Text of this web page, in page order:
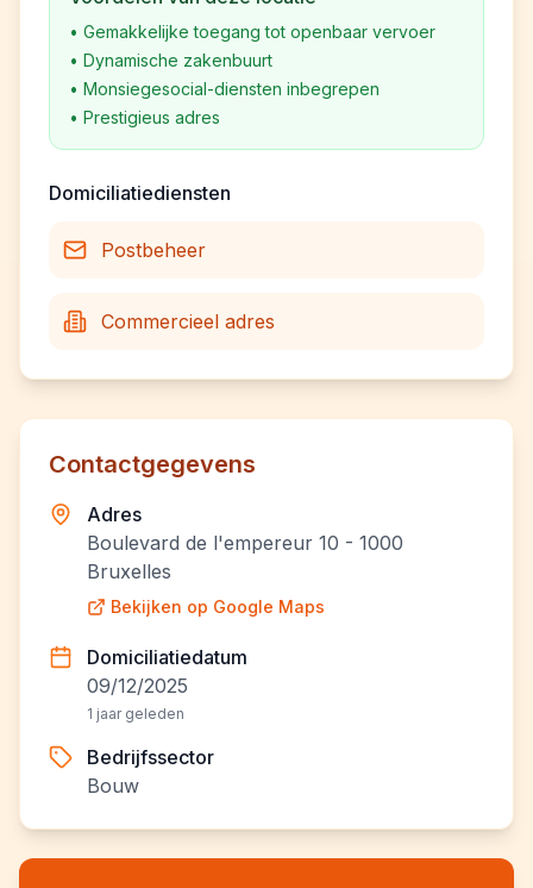
• Gemakkelijke toegang tot openbaar vervoer
• Dynamische zakenbuurt
• Monsiegesocial-diensten inbegrepen
• Prestigieus adres
Domiciliatiediensten
Postbeheer
Commercieel adres
Contactgegevens
Adres
Boulevard de l'empereur 10 - 1000
Bruxelles
Bekijken op Google Maps
Domiciliatiedatum
09/12/2025
1 jaar geleden
Bedrijfssector
Bouw